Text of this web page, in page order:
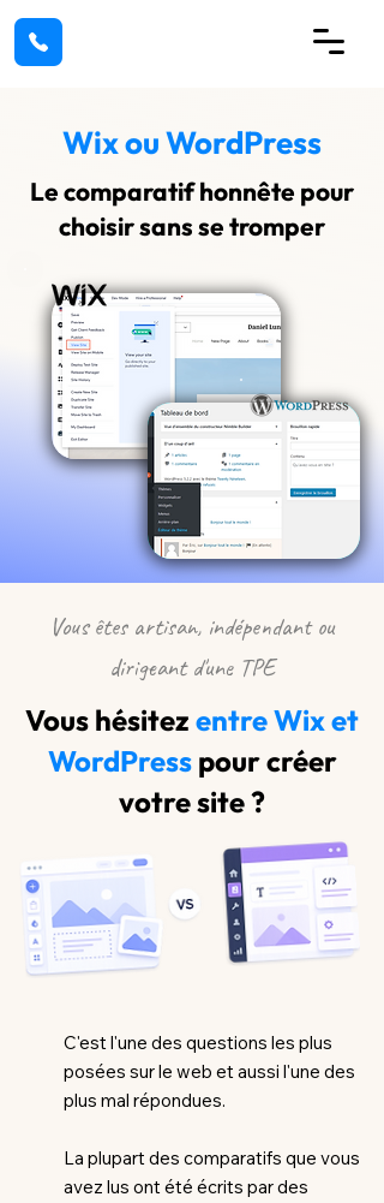
Wix ou WordPress
Le comparatif honnête pour
choisir sans se tromper
Vous êtes artisan, indépendant ou
dirigeant d'une TPE
Vous hésitez entre Wix et
WordPresspour créer
votre site ?
C'est l'une des questions les plus
posées sur le web et aussi l'une des
plus mal répondues.
La plupart des comparatifs que vous
avez lus ont été écrits par des